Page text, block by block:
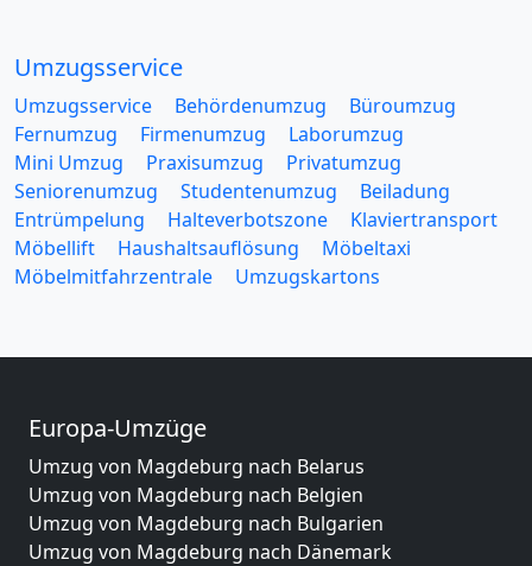
Umzugsservice
Umzugsservice Behördenumzug
Büroumzug
Fernumzug
Firmenumzug
Laborumzug
Mini Umzug
Praxisumzug
Privatumzug
Seniorenumzug
Studentenumzug
Beiladung
Entrümpelung
Halteverbotszone
Klaviertransport
Möbellift
Haushaltsauflösung
Möbeltaxi
Möbelmitfahrzentrale
Umzugskartons
Europa-Umzüge
Umzug von Magdeburg nach Belarus
Umzug von Magdeburg nach Belgien
Umzug von Magdeburg nach Bulgarien
Umzug von Magdeburg nach Dänemark